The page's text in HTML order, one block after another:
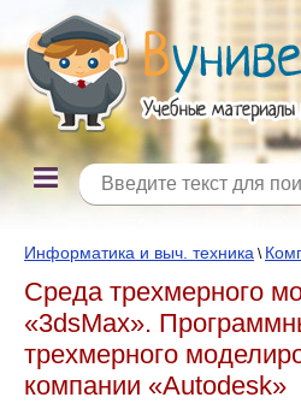
Информатика и выч. техника \
Среда трехмерного
«3dsMax».
трехмерного
компании «Autodesk»